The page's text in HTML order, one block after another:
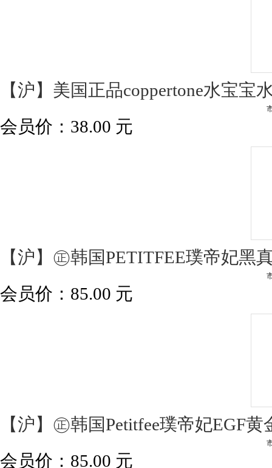
【沪】美国正品coppertone水宝宝
会员价： 38.00 元
【沪】㊣韩国PETITFEE璞帝妃
会员价： 85.00 元
【沪】㊣韩国Petitfee璞帝妃EGF
会员价： 85.00 元